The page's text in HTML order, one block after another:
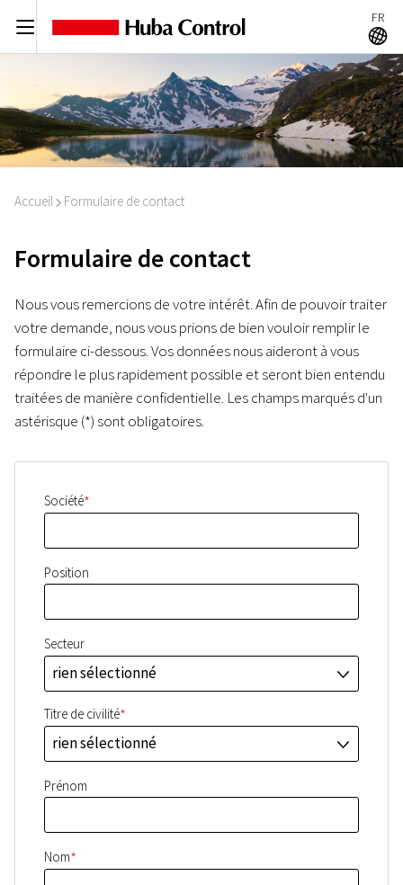
C FR
A
Accueil I Formulaire de contact
Formulaire de contact
Nous vous remercions de votre intérêt. Afin de pouvoir traiter
votre demande, nous vous prions de bien vouloir remplir le
formulaire ci-dessous. Vos données nous aideront à vous
répondre le plus rapidement possible et seront bien entendu
traitées de manière confidentielle. Les champs marqués d'un
astérisque (*) sont obligatoires.
Société*
Position
Secteur
rien sélectionné J
Titre de civilité*
rien sélectionné
J
Prénom
Nom*